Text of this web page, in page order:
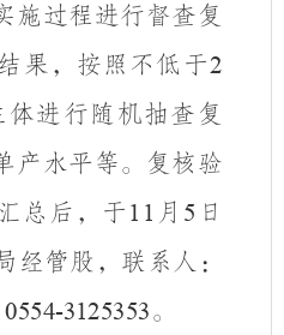
施过程进行督查复
果，按照不低于2
进行随机抽查复
产水平等。复核验
总后，于 11 月 5 日
经管股，联系人：
0554-3125353。